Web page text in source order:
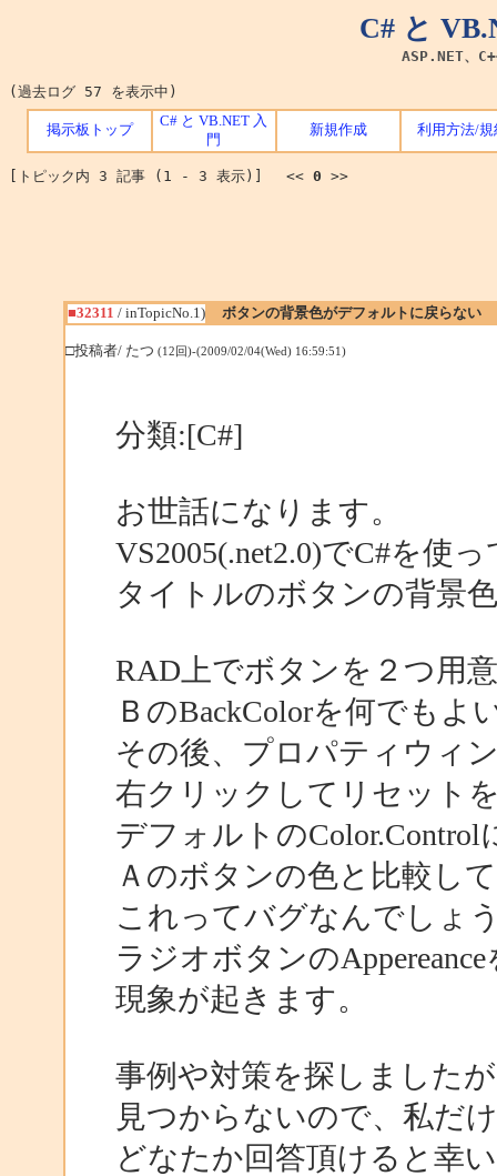
C# と
ASP.NET、
(過去ログ 57 を表示中)
掲示板トップ
C# と VB.NET 入
門
新規作成 利用方法/規
[トピック内 3 記事 (1 - 3 表示)] << 0 >>
■32311 / inTopicNo.1) ボタンの背景色がデフォルトに戻らない
□投稿者/ たつ (12回)-(2009/02/04(Wed) 16:59:51)
分類:[C#]
お世話になります。
VS2005(.net2.0)でC#を使
タイトルのボタンの背景
RAD上でボタンを２つ用
ＢのBackColorを何でもよ
その後、プロパティウィ
右クリックしてリセット
デフォルトの
Ａのボタンの色と比較し
これってバグなんでしょ
ラジオボタンの
現象が起きます。
事例や対策を探しました
見つからないので、私だ
どなたか回答頂けると幸